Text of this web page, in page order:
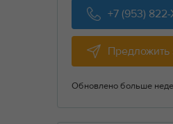
+7 (953) 822-
Предложить
Обновлено больше